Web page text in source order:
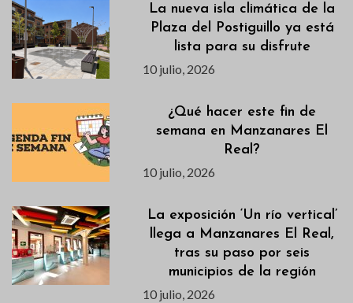
La nueva isla climática de la
Plaza del Postiguillo ya está
lista para su disfrute
10 julio, 2026
¿Qué hacer este fin de
semana en Manzanares El
Real?
10 julio, 2026
La exposición ‘Un río vertical’
llega a Manzanares El Real,
tras su paso por seis
municipios de la región
10 julio, 2026